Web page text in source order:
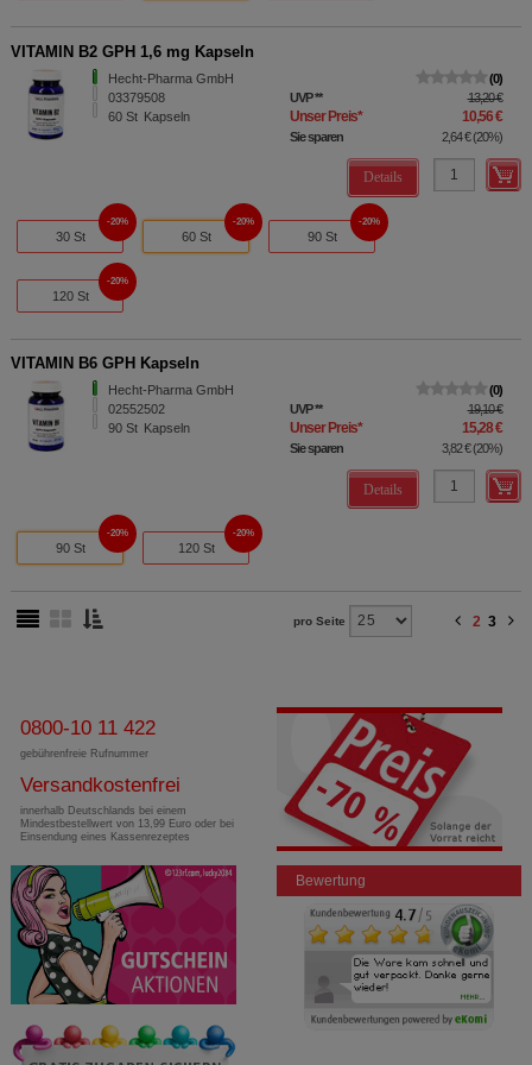
übertragen werden.
VITAMIN B2 GPH 1,6 mg Kapseln
Hecht-Pharma GmbH
03379508
60 St Kapseln
0
UVP** 13,20 €
Unser Preis* 10,56 €
Sie sparen 2,64 €(20%)
Details
30 St
20%
60 St
20%
90 St
20%
120 St
20%
VITAMIN B6 GPH Kapseln
Hecht-Pharma GmbH
02552502
90 St Kapseln
0
UVP** 19,10 €
Unser Preis* 15,28 €
Sie sparen 3,82 €(20%)
Details
90 St
20%
120 St
20%
pro Seite 2 3
0800-10 11 422
gebührenfreie Rufnummer
Versandkostenfrei
innerhalb Deutschlands bei einem
Mindestbestellwert von 13,99 Euro oder bei
Einsendung eines Kassenrezeptes
Bewertung